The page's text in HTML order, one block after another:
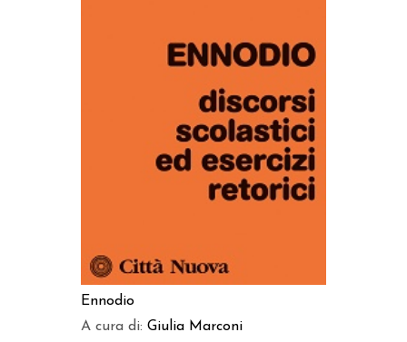
AGGIUNGI AL CARRELLO
Ennodio
A cura di: Giulia Marconi